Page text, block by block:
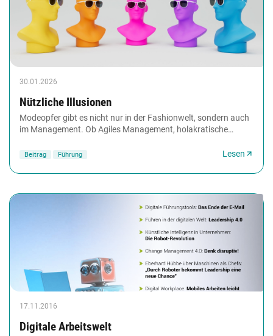
30.01.2026
Nützliche Illusionen
Modeopfer gibt es nicht nur in der Fashionwelt, sondern auch
im Management. Ob Agiles Management, holakratische
Beitrag Führung Lesen
17.11.2016
Digitale Arbeitswelt